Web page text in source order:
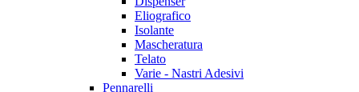
Eliografico
Isolante
Mascheratura
Telato
Varie - Nastri Adesivi
Pennarelli